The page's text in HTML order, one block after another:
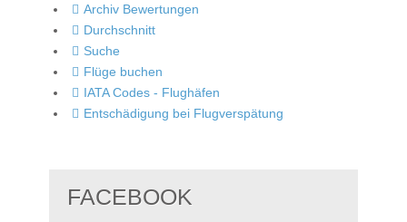
Archiv Bewertungen
Durchschnitt
Suche
Flüge buchen
IATA Codes - Flughäfen
Entschädigung bei Flugverspätung
FACEBOOK